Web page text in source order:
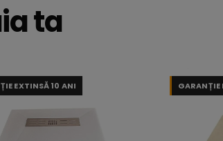
ta
EXTINSĂ 10 ANI GARANȚIE